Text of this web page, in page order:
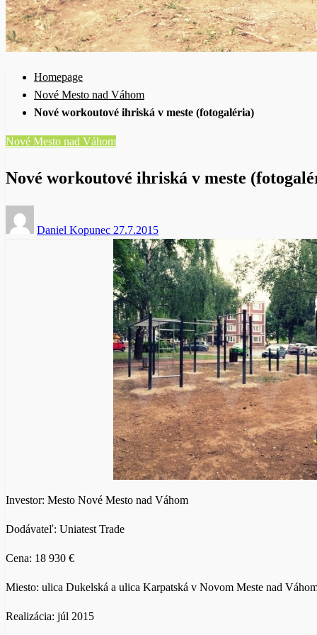
Homepage
Nové Mesto nad Váhom
Nové workoutové ihriská v meste (fotogaléria)
Nové Mesto nad Váhom
Nové workoutové ihriská v meste
Daniel Kopunec on
27.7.2015
Investor: Mesto Nové Mesto nad Váhom
Dodávateľ: Uniatest Trade
Cena: 18 930 €
Miesto: ulica Dukelská a ulica Karpatská v Novom Meste nad
Realizácia: júl 2015